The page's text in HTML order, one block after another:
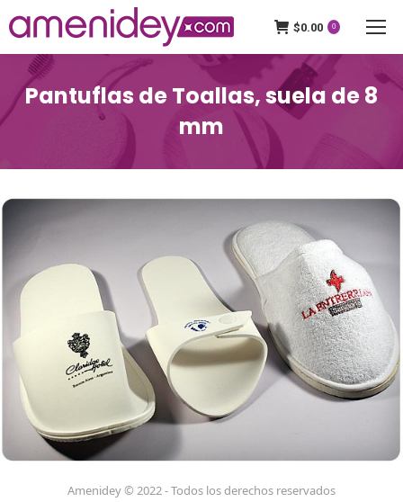
$0.00 0
Pantuflas de Toallas, suela de 8
mm
Amenidey © 2022 - Todos los derechos reservados